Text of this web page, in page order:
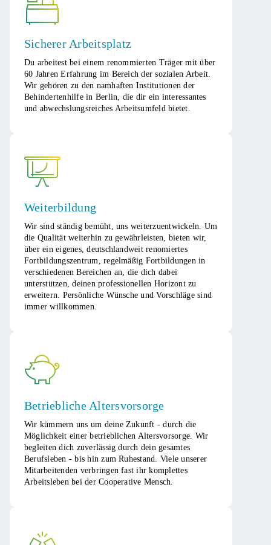
Sicherer Arbeitsplatz
Du arbeitest bei einem renommierten Träger mit über
60 Jahren Erfahrung im Bereich der sozialen Arbeit.
Wir gehören zu den namhaften Institutionen der
Behindertenhilfe in Berlin, die dir ein interessantes
und abwechslungsreiches Arbeitsumfeld bietet.​
Weiterbildung
Wir sind ständig bemüht, uns weiterzuentwickeln. Um
die Qualität weiterhin zu gewährleisten, bieten wir,
über ein eigenes, deutschlandweit renomiertes
Fortbildungszentrum, regelmäßig Fortbildungen in
verschiedenen Bereichen an, die dich dabei
unterstützen, deinen professionellen Horizont zu
erweitern. Persönliche Wünsche und Vorschläge sind
immer willkommen.​
Betriebliche Altersvorsorge
Wir kümmern uns um deine Zukunft - durch die
Möglichkeit einer betrieblichen Altersvorsorge. Wir
begleiten dich zuverlässig durch dein gesamtes
Berufsleben - bis hin zum Ruhestand. Viele unserer
Mitarbeitenden verbringen fast ihr komplettes
Arbeitsleben bei der Cooperative Mensch.​